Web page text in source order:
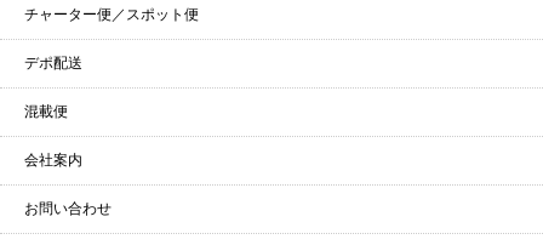
チャーター便／スポット便
デポ配送
混載便
会社案内
お問い合わせ